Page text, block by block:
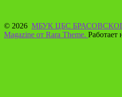
© 2026 МБУК ЦБС
Magazine от Rara Theme. Работает